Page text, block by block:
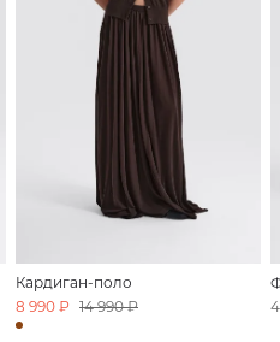
Кардиган-поло
8 990 ₽ 14 990 ₽